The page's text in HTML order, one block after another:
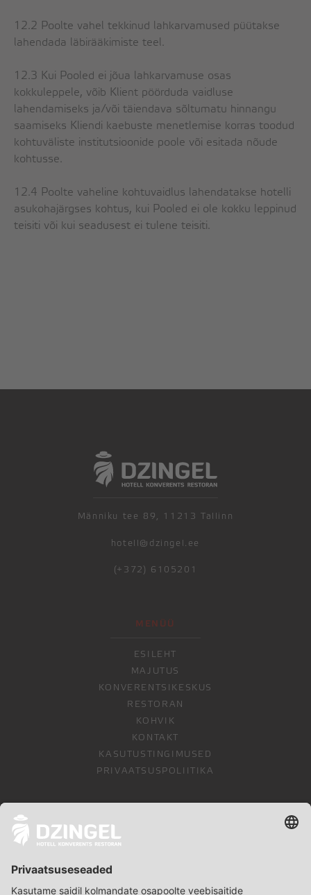
12.2 Poolte vahel tekkinud lahkarvamused püütakse
lahendada läbirääkimiste teel.
12.3 Kui Pooled ei jõua lahkarvamuse osas
kokkuleppele, võib Klient pöörduda vaidluse
lahendamiseks ja/või täiendava sõltumatu hinnangu
saamiseks Kliendi kaebuste menetlemise korras toodud
kohtuväliste institutsioonide poole või esitada nõude
kohtusse.
12.4 Poolte vaheline kohtuvaidlus lahendatakse hotelli
asukohajärgses kohtus, kui Pooled ei ole kokku leppinud
teisiti või kui seadusest ei tulene teisiti.
Männiku tee 89, 11213 Tallinn
hotell@dzingel.ee
(+372) 6105201
MENÜÜ
ESILEHT
MAJUTUS
KONVERENTSIKESKUS
RESTORAN
KOHVIK
KONTAKT
KASUTUSTINGIMUSED
PRIVAATSUSPOLIITIKA